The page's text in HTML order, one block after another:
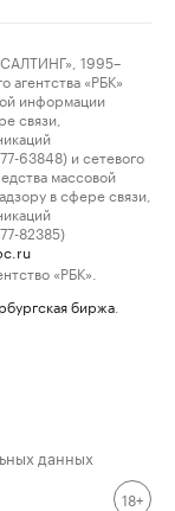
1995–
«РБК»
информации
связи,
63848) и сетевого
массовой
в сфере связи,
82385)
«РБК».
биржа
данных
18+